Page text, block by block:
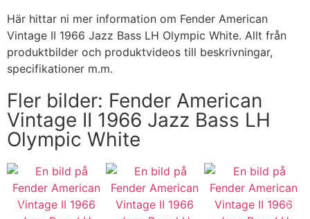
Här hittar ni mer information om Fender American
Vintage II 1966 Jazz Bass LH Olympic White. Allt från
produktbilder och produktvideos till beskrivningar,
specifikationer m.m.
Fler bilder: Fender American
Vintage II 1966 Jazz Bass LH
Olympic White